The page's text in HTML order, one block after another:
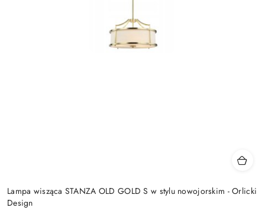
Lampa wisząca STANZA OLD GOLD S w stylu nowojorskim - Orlicki
Design